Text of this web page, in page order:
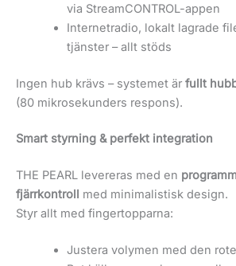
via StreamCONTROL-appen
Internetradio, lokalt lagrade
tjänster – allt stöds
Ingen hub krävs – systemet är fullt
(80 mikrosekunders respons).
Smart styrning & perfekt integration
THE PEARL levereras med en
fjärrkontroll
med minimalistisk design.
Styr allt med fingertopparna:
Justera volymen med den